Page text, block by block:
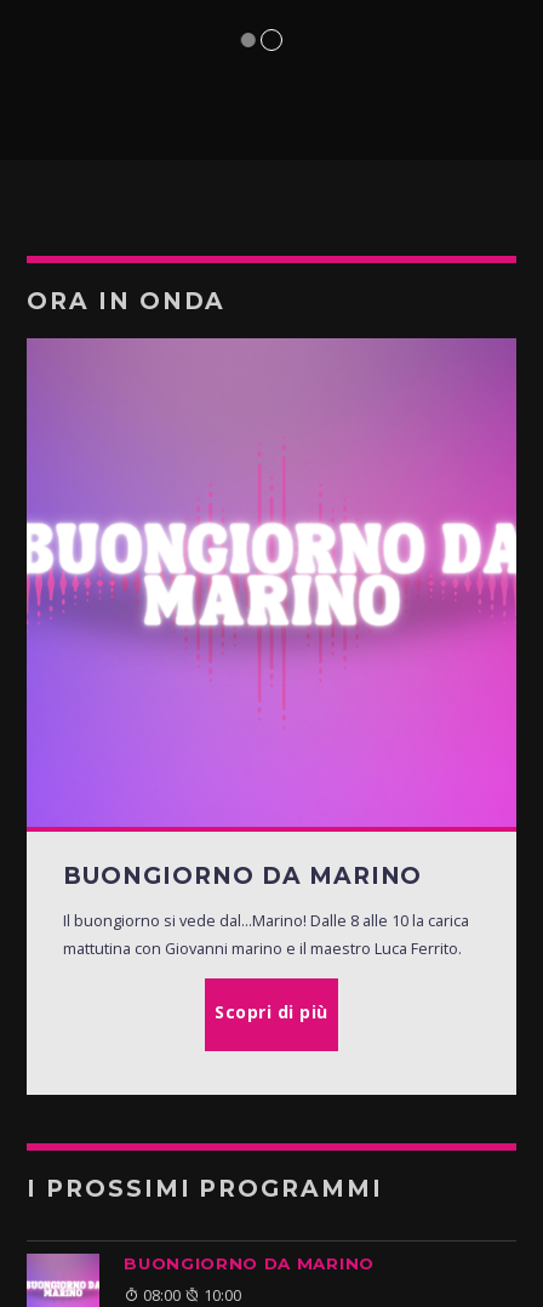
ORA IN ONDA
BUONGIORNO DA MARINO
Il buongiorno si vede dal...Marino! Dalle 8 alle 10 la carica
mattutina con Giovanni marino e il maestro Luca Ferrito.
Scopri di più
I PROSSIMI PROGRAMMI
BUONGIORNO DA MARINO
08:00 10:00